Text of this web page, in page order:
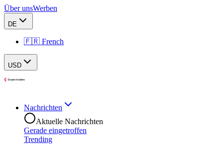
Über unsWerben
DE
🇫🇷 French
USD
Nachrichten
Aktuelle Nachrichten
Gerade eingetroffen
Trending